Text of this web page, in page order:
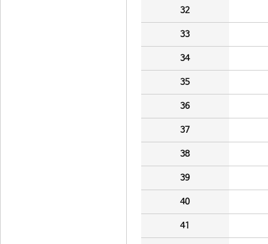
32
33
34
35
36
37
38
39
40
41